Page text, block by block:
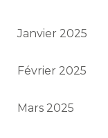
Janvier 2025
Février 2025
Mars 2025